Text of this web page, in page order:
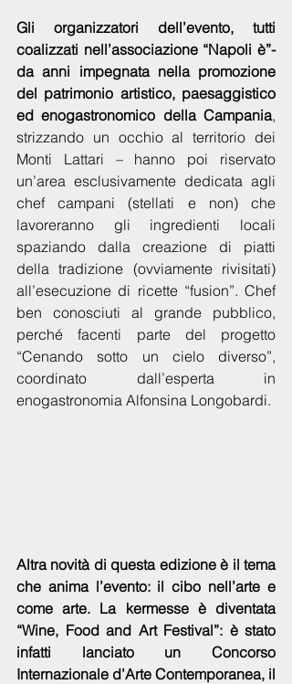
Gli organizzatori dell’evento, tutti
coalizzati nell’associazione “Napoli è”-
da anni impegnata nella promozione
del patrimonio artistico, paesaggistico
ed enogastronomico della Campania,
strizzando un occhio al territorio dei
Monti Lattari – hanno poi riservato
un’area esclusivamente dedicata agli
chef campani (stellati e non) che
lavoreranno gli ingredienti locali
spaziando dalla creazione di piatti
della tradizione (ovviamente rivisitati)
all’esecuzione di ricette “fusion”. Chef
ben conosciuti al grande pubblico,
perché facenti parte del progetto
“Cenando sotto un cielo diverso”,
coordinato dall’esperta in
enogastronomia Alfonsina Longobardi.
Altra novità di questa edizione è il tema
che anima l’evento: il cibo nell’arte e
come arte. La kermesse è diventata
“Wine, Food and Art Festival”: è stato
infatti lanciato un Concorso
Internazionale d’Arte Contemporanea, il